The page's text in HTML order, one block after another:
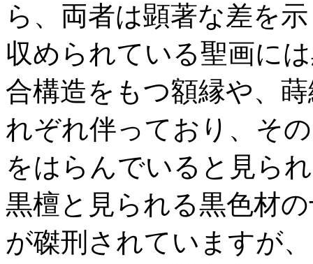
ら、両者は顕著な差を
収められている聖画に
合構造をもつ額縁や、
れぞれ伴っており、そ
をはらんでいると見ら
黒檀と見られる黒色材
が磔刑されていますが